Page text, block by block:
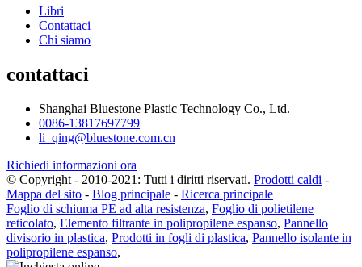
Libri
Contattaci
Chi siamo
contattaci
Shanghai Bluestone Plastic Technology Co., Ltd.
0086-13817697799
li_qing@bluestone.com.cn
Richiedi informazioni ora
© Copyright - 2010-2021: Tutti i diritti riservati. Prodotti caldi -
Mappa del sito - Blog principale - Ricerca principale
Foglio di schiuma PE ad alta resistenza, Foglio di polietilene
reticolato, Elemento filtrante in polipropilene espanso, Pannello
divisorio in plastica, Prodotti in fogli di plastica, Pannello isolante in
polipropilene espanso,